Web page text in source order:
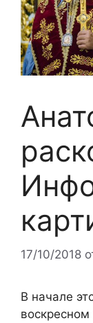
17/10/2018
В начале
воскресном